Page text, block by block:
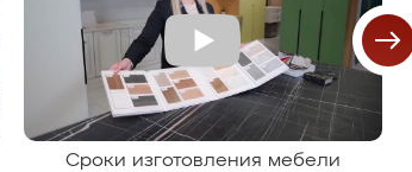
Сроки изготовления мебели